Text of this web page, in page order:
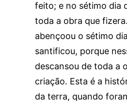
feito; e no sétimo dia
toda a obra que
abençoou o sétimo
santificou, porque
descansou de toda a
criação. Esta é a
da terra, quando